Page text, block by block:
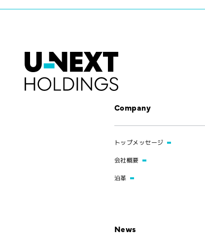
Company
トップメッセージ
会社概要
沿革
News